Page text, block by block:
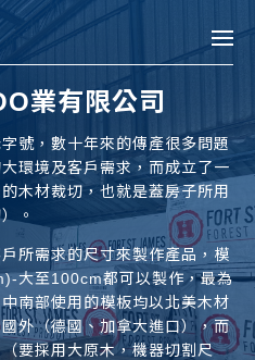
必可貼現網
業有限公司
號，數十年來的傳產很多問題
環境及客戶需求，而成立了一
木材裁切，也就是蓋房子所用
。
所需求的尺寸來製作產品，模
大至100cm都可以製作，最為
南部使用的模板均以北美木材
外（德國、加拿大進口），而
要採用大原木，機器切割尺